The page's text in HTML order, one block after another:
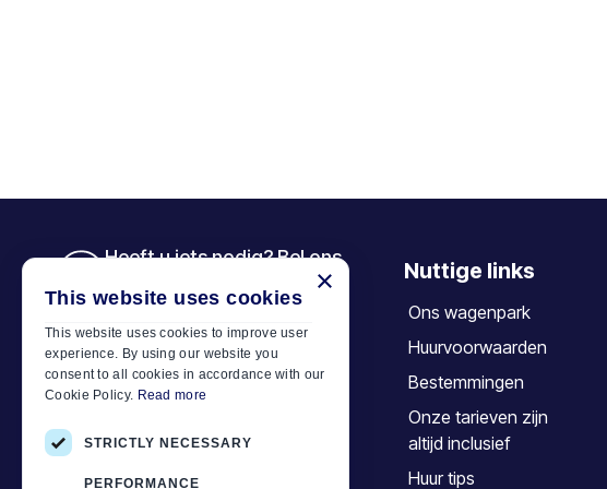
Heeft u iets nodig? Bel ons
+30 6944 833 391
Car Motor Plan
Hersonissos, 70014 Crete, Greece
+30 6944833391
info@motor-plan.com
Nuttige links
Ons wagenpark
Huurvoorwaarden
Bestemmingen
Onze tarieven zijn
altijd inclusief
Huur tips
×
This website uses cookies
This website uses cookies to improve user
experience. By using our website you
consent to all cookies in accordance with our
Cookie Policy. Read more
STRICTLY NECESSARY
PERFORMANCE